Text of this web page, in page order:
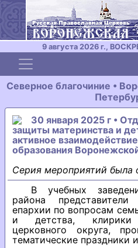
9 августа 2026 г.,
Toggle navigation
Северное благочиние •
30 января 2025 г •
защиты материнства и
активное
образования
Серия мероприятий была
В учебных
района
епархии по вопросам
и детства, клирики
церковного округа,
тематические праздники